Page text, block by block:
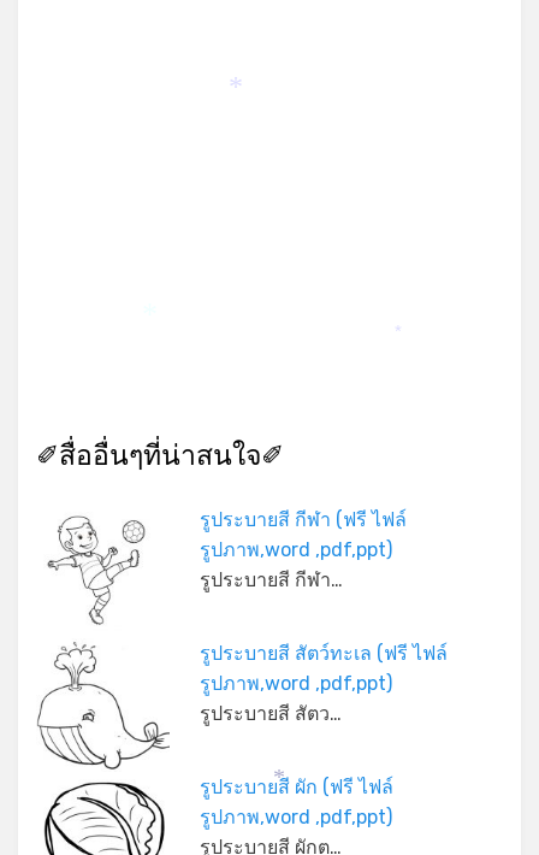
✐สื่ออื่นๆที่น่าสนใจ✐
รูประบายสี กีฬา (ฟรี ไฟล์
รูปภาพ,word ,pdf,ppt)
รูประบายสี กีฬา…
รูประบายสี สัตว์ทะเล (ฟรี ไฟล์
รูปภาพ,word ,pdf,ppt)
รูประบายสี สัตว…
รูประบายสี ผัก (ฟรี ไฟล์
รูปภาพ,word ,pdf,ppt)
รูประบายสี ผักต…
*